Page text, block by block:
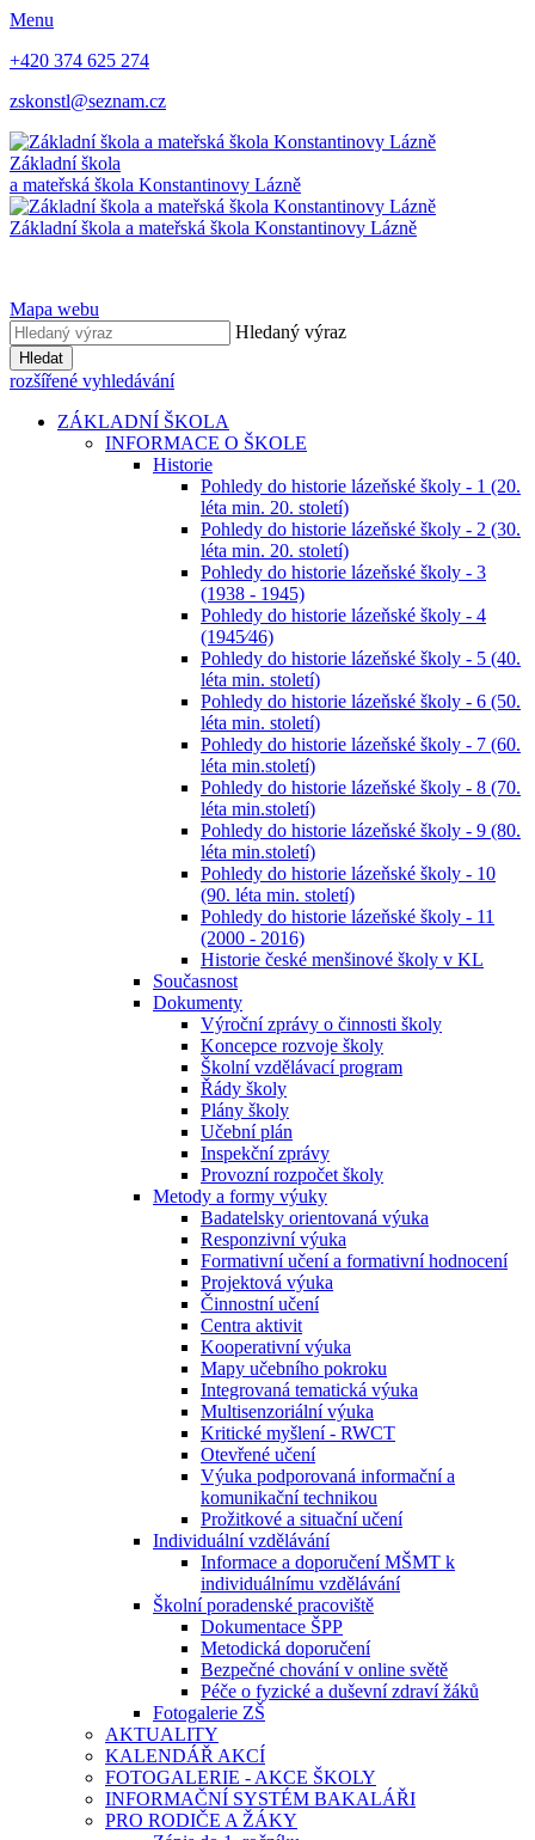
Menu
+420 374 625 274
zskonstl@seznam.cz
Základní škola
a mateřská škola Konstantinovy Lázně
Základní škola a mateřská škola Konstantinovy Lázně
Mapa webu
Hledaný výraz
Hledat
rozšířené vyhledávání
ZÁKLADNÍ ŠKOLA
INFORMACE O ŠKOLE
Historie
Pohledy do historie lázeňské školy - 1 (20.
léta min. 20. století)
Pohledy do historie lázeňské školy - 2 (30.
léta min. 20. století)
Pohledy do historie lázeňské školy - 3
(1938 - 1945)
Pohledy do historie lázeňské školy - 4
(1945⁄46)
Pohledy do historie lázeňské školy - 5 (40.
léta min. století)
Pohledy do historie lázeňské školy - 6 (50.
léta min. století)
Pohledy do historie lázeňské školy - 7 (60.
léta min.století)
Pohledy do historie lázeňské školy - 8 (70.
léta min.století)
Pohledy do historie lázeňské školy - 9 (80.
léta min.století)
Pohledy do historie lázeňské školy - 10
(90. léta min. století)
Pohledy do historie lázeňské školy - 11
(2000 - 2016)
Historie české menšinové školy v KL
Současnost
Dokumenty
Výroční zprávy o činnosti školy
Koncepce rozvoje školy
Školní vzdělávací program
Řády školy
Plány školy
Učební plán
Inspekční zprávy
Provozní rozpočet školy
Metody a formy výuky
Badatelsky orientovaná výuka
Responzivní výuka
Formativní učení a formativní hodnocení
Projektová výuka
Činnostní učení
Centra aktivit
Kooperativní výuka
Mapy učebního pokroku
Integrovaná tematická výuka
Multisenzoriální výuka
Kritické myšlení - RWCT
Otevřené učení
Výuka podporovaná informační a
komunikační technikou
Prožitkové a situační učení
Individuální vzdělávání
Informace a doporučení MŠMT k
individuálnímu vzdělávání
Školní poradenské pracoviště
Dokumentace ŠPP
Metodická doporučení
Bezpečné chování v online světě
Péče o fyzické a duševní zdraví žáků
Fotogalerie ZŠ
AKTUALITY
KALENDÁŘ AKCÍ
FOTOGALERIE - AKCE ŠKOLY
INFORMAČNÍ SYSTÉM BAKALÁŘI
PRO RODIČE A ŽÁKY